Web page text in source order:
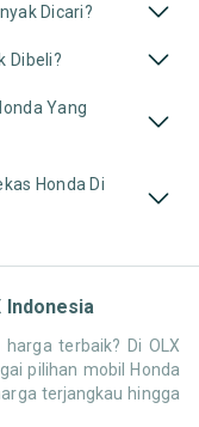
Dicari?
Dibeli?
Yang
Honda Di
Indonesia
terbaik? Di OLX
pilihan mobil Honda
terjangkau hingga